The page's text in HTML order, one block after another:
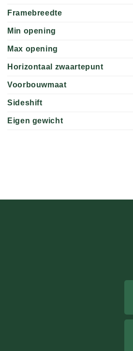
Framebreedte
Min opening
Max opening
Horizontaal zwaartepunt
Voorbouwmaat
Sideshift
Eigen gewicht